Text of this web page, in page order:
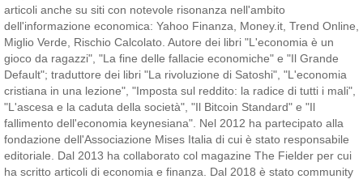
articoli anche su siti con notevole risonanza nell'ambito
dell'informazione economica: Yahoo Finanza, Money.it, Trend Online,
Miglio Verde, Rischio Calcolato. Autore dei libri "L'economia è un
gioco da ragazzi", "La fine delle fallacie economiche" e "Il Grande
Default"; traduttore dei libri "La rivoluzione di Satoshi", "L'economia
cristiana in una lezione", "Imposta sul reddito: la radice di tutti i mali",
"L'ascesa e la caduta della società", "Il Bitcoin Standard" e "Il
fallimento dell'economia keynesiana". Nel 2012 ha partecipato alla
fondazione dell'Associazione Mises Italia di cui è stato responsabile
editoriale. Dal 2013 ha collaborato col magazine The Fielder per cui
ha scritto articoli di economia e finanza. Dal 2018 è stato community